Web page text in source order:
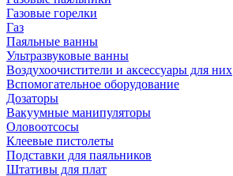
Газовые горелки
Газ
Паяльные ванны
Ультразвуковые ванны
Воздухоочистители и аксессуары для них
Вспомогательное оборудование
Дозаторы
Вакуумные манипуляторы
Оловоотсосы
Клеевые пистолеты
Подставки для паяльников
Штативы для плат